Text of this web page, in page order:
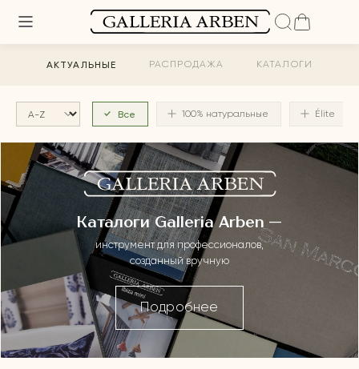
АКТУАЛЬНЫЕ РАСПРОДАЖА КАТАЛОГИ
Все 100% натуральные Élite
Каталоги Galleria Arben —
инструмент для профессионалов,
созданный вручную
Подробнее